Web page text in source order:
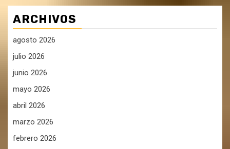
ARCHIVOS
agosto 2026
julio 2026
junio 2026
mayo 2026
abril 2026
marzo 2026
febrero 2026